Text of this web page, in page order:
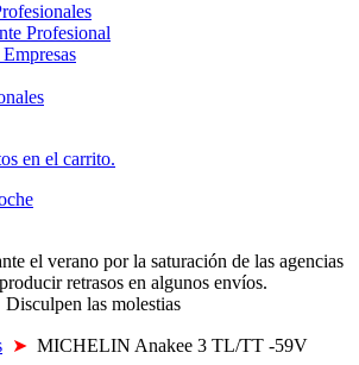
Profesional
en el carrito.
el verano por la saturación de las agencias
retrasos en algunos envíos.
Disculpen las molestias
➤ MICHELIN Anakee 3 TL/TT -59V